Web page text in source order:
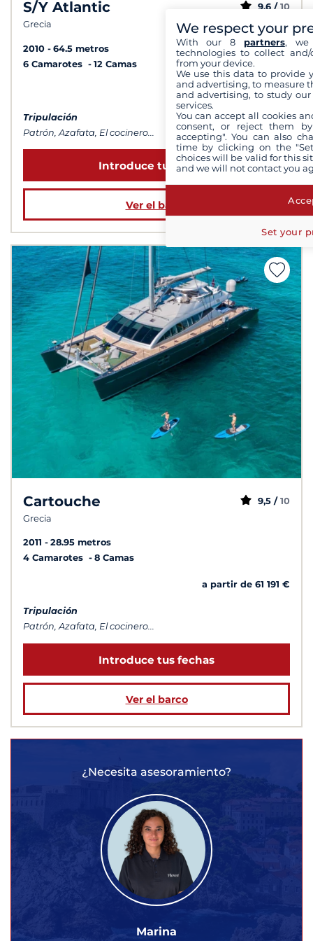
S/Y Atlantic
Grecia
9,6 / 10
2010
64.5 metros
6 Camarotes
12 Camas
a partir de 137 000 €
Tripulación
Patrón, Azafata, El cocinero...
Introduce tus fechas
Ver el barco
Cartouche
Grecia
9,5 / 10
2011
28.95 metros
4 Camarotes
8 Camas
a partir de 61 191 €
Tripulación
Patrón, Azafata, El cocinero...
Introduce tus fechas
Ver el barco
¿Necesita asesoramiento?
Marina
We respect your
With our 8 partners, we
technologies to collect
from your device.
We use this data to provide
and advertising, to measure
and advertising, to study
services.
You can accept all cookies
consent, or reject them
accepting". You can also
time by clicking on the
choices will be valid for this
and we will not contact you
Set your